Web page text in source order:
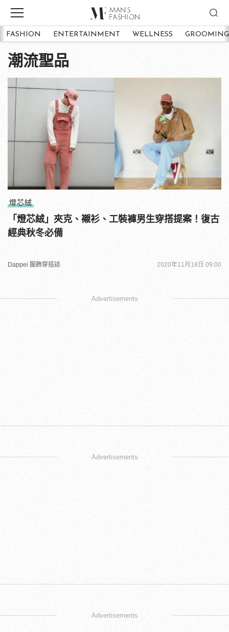
FASHION ENTERTAINMENT WELLNESS GROOMING
潮流聖品
燈芯絨
「燈芯絨」夾克、襯衫、工裝褲男生穿搭提案！復古
經典秋冬必備
Dappei 服飾穿搭誌 2020年11月18日 09:00
Advertisements
Advertisements
Advertisements